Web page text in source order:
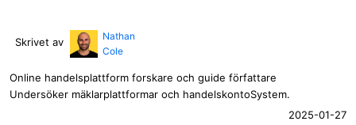
Skrivet av
Nathan
Cole
Online handelsplattform forskare och guide författare
Undersöker mäklarplattformar och handelskontoSystem.
2025-01-27